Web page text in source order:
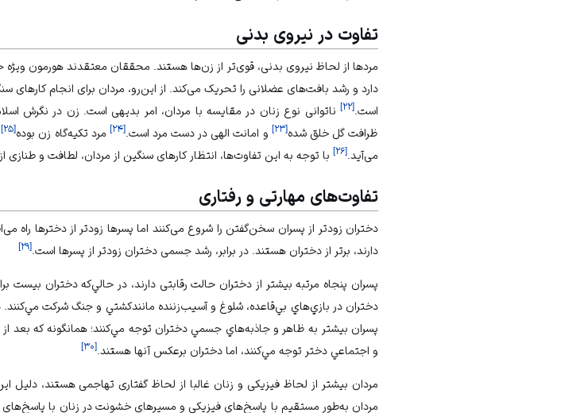
تفاوت‌ در نیروی بدنی
مردها از لحاظ نیروی بدنی، قوی‌تر از زن‌ها هستند. محققان معتقدند هورمون ویژه
دارد و رشد بافت‌های عضلانی را تحریک می‌کند. از این‌رو، مردان برای انجام کارهای
است. [۲۲] ناتوانی نوع زنان در مقایسه با مردان، امر بدیهی است. زن در نگرش
ظرافت گل خلق شده[۲۳] و امانت الهی در دست مرد است.[۲۴] مرد تکیه‌گاه زن بوده[۲۵]
می‌آید. [۲۶] با توجه به این تفاوت‌ها، انتظار کارهای سنگین از مردان، لطافت و
تفاوت‌های مهارتی و رفتاری
دختران زودتر از پسران سخن‌گفتن را شروع می‌کنند اما پسرها زودتر از دخترها راه
دارند، برتر از دختران هستند. در برابر، رشد جسمی دختران زودتر از پسرها است. [۲۹]
پسران پنجاه مرتبه بيشتر از دختران حالت رقابتی دارند، در حالي‌كه دختران
دختران در بازي‌هاي بي‌قاعده، شلوغ و آسيب‌زننده مانندكشتي و جنگ شركت مي‌كنند.
پسران بيشتر به ظاهر و جاذبه‌هاي جسمي دختران توجه مي‌كنند؛ همانگونه كه بعد
و اجتماعي دختر توجه مي‌كنند، اما دختران برعكس آنها هستند. [۳۰]
مردان بیشتر از لحاظ فیزیکی و زنان غالبا از لحاظ گفتاری تهاجمی هستند، دلیل
مردان به‌طور مستقیم با پاسخ‌های فیزیکی و مسیرهای خشونت در زنان با